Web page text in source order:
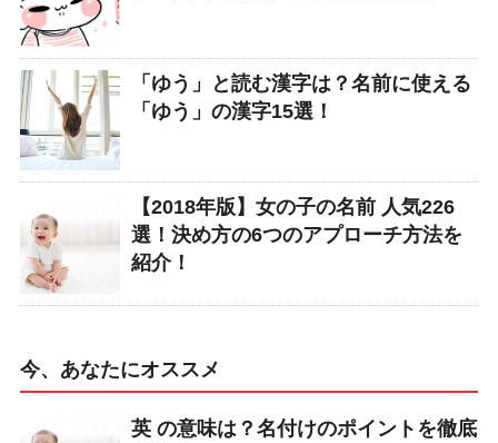
「ゆう」と読む漢字は？名前に使える
「ゆう」の漢字15選！
【2018年版】女の子の名前 人気226
選！決め方の6つのアプローチ方法を
紹介！
今、あなたにオススメ
英 の意味は？名付けのポイントを徹底